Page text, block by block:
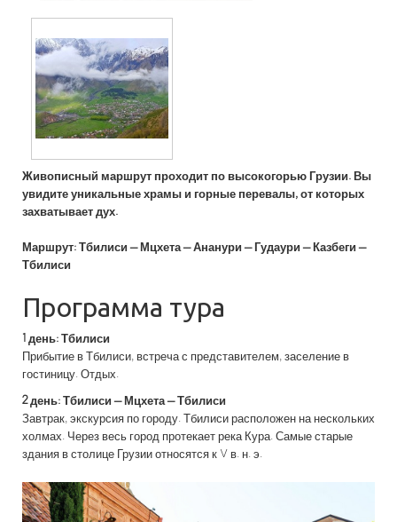
Живописный маршрут проходит по высокогорью Грузии. Вы
увидите уникальные храмы и горные перевалы, от которых
захватывает дух.
Маршрут: Тбилиси – Мцхета – Ананури – Гудаури – Казбеги –
Тбилиси
Программа тура
1 день: Тбилиси
Прибытие в Тбилиси, встреча с представителем, заселение в
гостиницу. Отдых.
2 день: Тбилиси – Мцхета – Тбилиси
Завтрак, экскурсия по городу. Тбилиси расположен на нескольких
холмах. Через весь город протекает река Кура. Самые старые
здания в столице Грузии относятся к V в. н. э.